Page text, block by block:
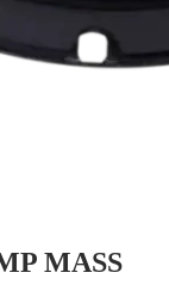
MASS